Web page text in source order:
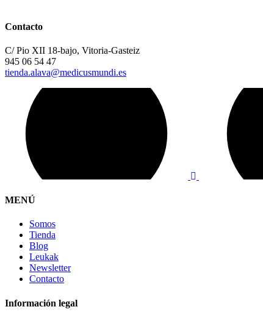
Contacto
C/ Pio XII 18-bajo, Vitoria-Gasteiz
945 06 54 47
tienda.alava@medicusmundi.es
MENÚ
Somos
Tienda
Blog
Leukak
Newsletter
Contacto
Información legal